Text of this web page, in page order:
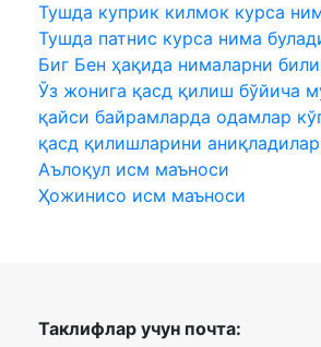
Тушда куприк килмок курса
Тушда патнис курса нима
Биг Бен ҳақида нималарни
Ўз жонига қасд қилиш бўйича
қайси байрамларда одамлар
қасд қилишларини аниқладилар
Аълоқул исм маъноси
Ҳожинисо исм маъноси
Таклифлар учун почта: